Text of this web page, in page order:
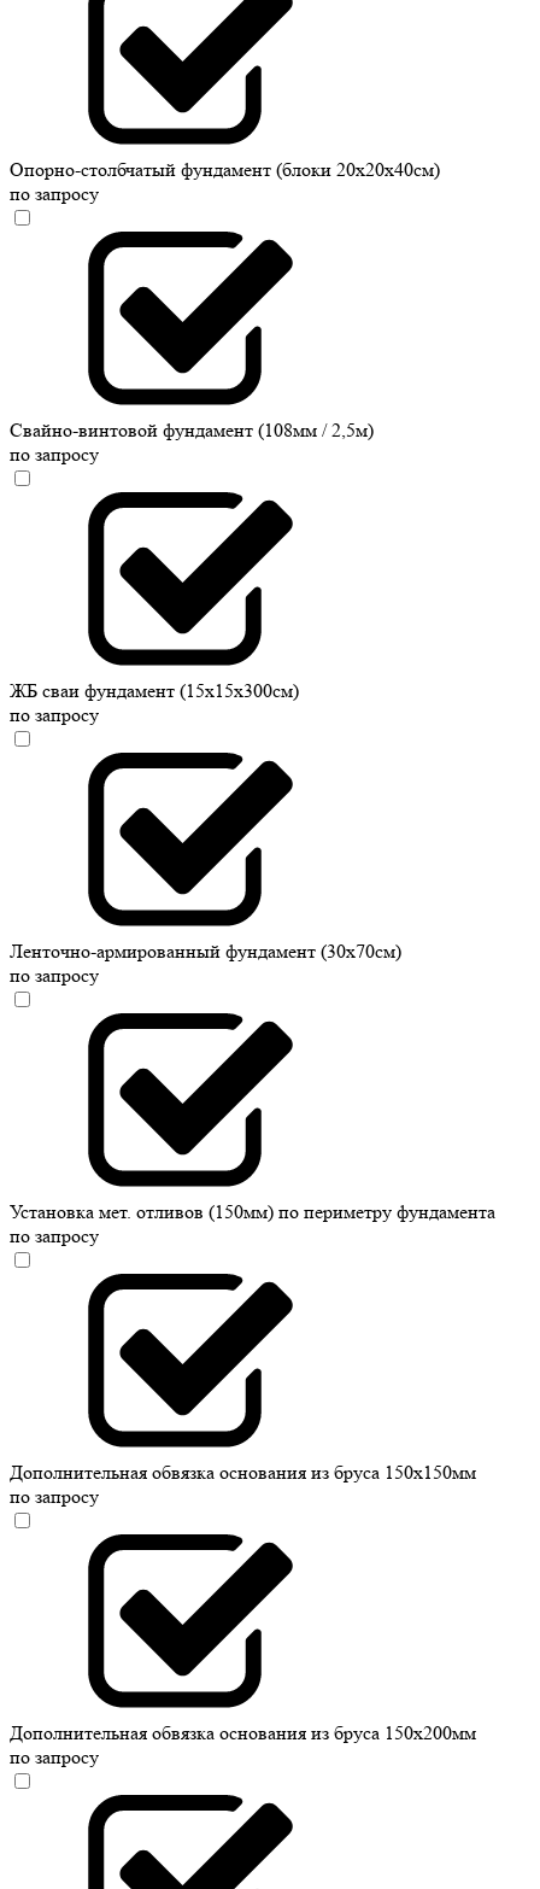
Опорно-столбчатый фундамент (блоки 20х20х40см)
по запросу
Свайно-винтовой фундамент (108мм / 2,5м)
по запросу
ЖБ сваи фундамент (15х15х300см)
по запросу
Ленточно-армированный фундамент (30х70см)
по запросу
Установка мет. отливов (150мм) по периметру фундамента
по запросу
Дополнительная обвязка основания из бруса 150х150мм
по запросу
Дополнительная обвязка основания из бруса 150х200мм
по запросу